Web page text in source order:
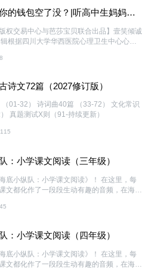
的钱包空了没？|听高中生妈妈解
版权交易中心与芭莎宝贝联合出品】壹笑倾诚
制。郑老师分享了积累十余载学习能力训练
课，孩子累，家长也累，
不住了。培养孩子自主学习，99%的家长
不仅涵盖了理论指导，还提供了实践技巧，
，一位英语老师、高级家庭教育指导师以及
诗文72篇（2027修订版）
01-32） 诗词曲40篇 （33-72） 文化常识
真题测试X则（91-持续更新）
115
：小学课文阅读（三年级）
底小纵队：小学课文阅读》！ 在这里，每
文都化作了一段段生动有趣的音频，在海底
。课文学习将变得不再单调，而是充满了乐
养对文学和语言的热爱，帮助孩子们更深入
意义和作者的意图。 加入巴克队长和
旅，一起在语文知识的海洋中航行，探索学
受语言的魅力吧！
45
：小学课文阅读（四年级）
底小纵队：小学课文阅读》！ 在这里，每
文都化作了一段段生动有趣的音频，在海底